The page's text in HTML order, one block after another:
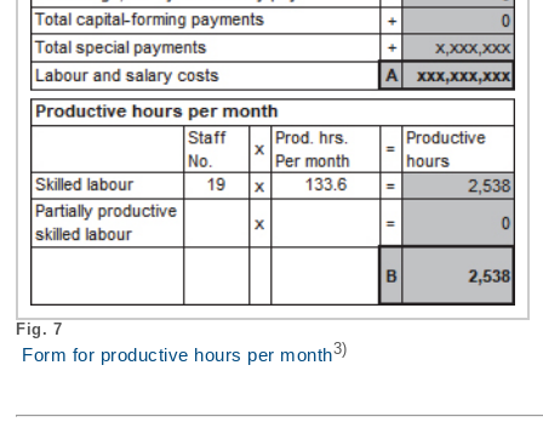
Fig. 7
Form for productive hours per month3)